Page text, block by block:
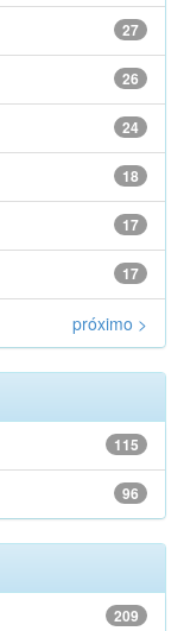
27
26
24
18
17
17
próximo >
115
96
209